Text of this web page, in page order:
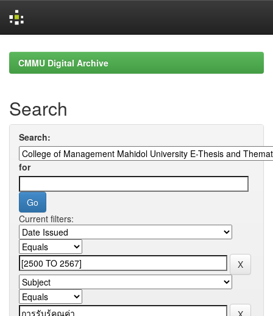
navigationCMMU Digital Archive
Search
Search:
for
Current filters: